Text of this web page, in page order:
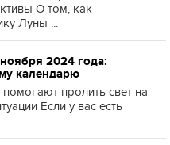
О том, как
Луны ...
2024 года:
календарю
пролить свет на
Если у вас есть